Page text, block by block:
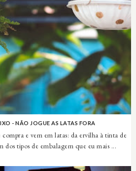
- NÃO JOGUE AS LATAS FORA
e vem em latas: da ervilha à tinta de
dos tipos de embalagem que eu mais ...